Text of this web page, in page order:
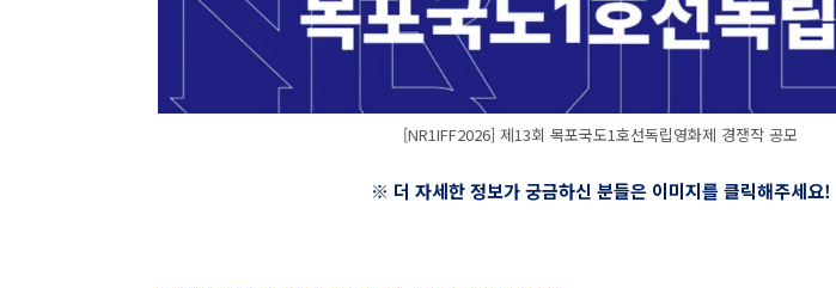
[NR1IFF2026] 제13회 목포국도1호선독립영화제 경쟁작 공모
※ 더 자세한 정보가 궁금하신 분들은 이미지를 클릭해주세요!